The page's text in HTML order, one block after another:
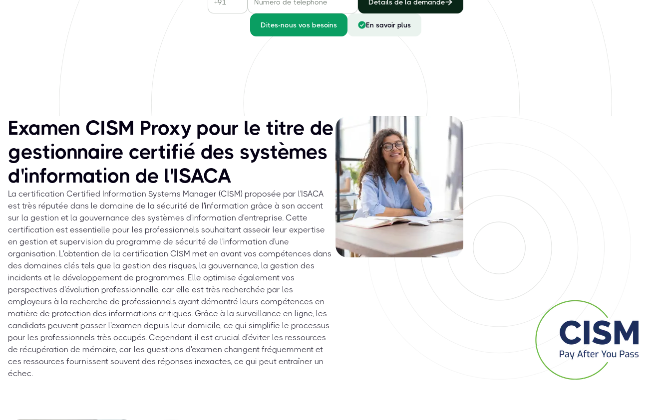
Détails de la demande
Dites-nous vos besoins En savoir plus
Examen CISM Proxy pour le titre de
gestionnaire certifié des systèmes
d'information de l'ISACA
La certification Certified Information Systems Manager (CISM) proposée par l'ISACA
est très réputée dans le domaine de la sécurité de l'information grâce à son accent
sur la gestion et la gouvernance des systèmes d'information d'entreprise. Cette
certification est essentielle pour les professionnels souhaitant asseoir leur expertise
en gestion et supervision du programme de sécurité de l'information d'une
organisation. L'obtention de la certification CISM met en avant vos compétences dans
des domaines clés tels que la gestion des risques, la gouvernance, la gestion des
incidents et le développement de programmes. Elle optimise également vos
perspectives d'évolution professionnelle, car elle est très recherchée par les
employeurs à la recherche de professionnels ayant démontré leurs compétences en
matière de protection des informations critiques. Grâce à la surveillance en ligne, les
candidats peuvent passer l'examen depuis leur domicile, ce qui simplifie le processus
pour les professionnels très occupés. Cependant, il est crucial d'éviter les ressources
de récupération de mémoire, car les questions d'examen changent fréquemment et
ces ressources fournissent souvent des réponses inexactes, ce qui peut entraîner un
échec.